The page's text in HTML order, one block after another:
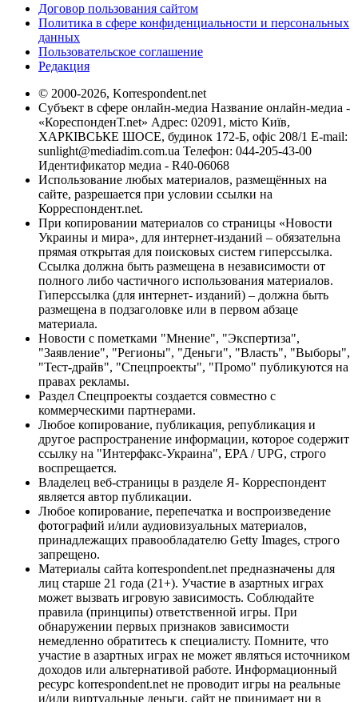
Договор пользования сайтом
Политика в сфере конфиденциальности и персональных
данных
Пользовательское соглашение
Редакция
© 2000-2026, Korrespondent.net
Субъект в сфере онлайн-медиа Название онлайн-медиа -
«КореспонденТ.net» Адрес: 02091, місто Київ,
ХАРКІВСЬКЕ ШОСЕ, будинок 172-Б, офіс 208/1 E-mail:
sunlight@mediadim.com.ua Телефон: 044-205-43-00
Идентификатор медиа - R40-06068
Использование любых материалов, размещённых на
сайте, разрешается при условии ссылки на
Корреспондент.net.
При копировании материалов со страницы «Новости
Украины и мира», для интернет-изданий – обязательна
прямая открытая для поисковых систем гиперссылка.
Ссылка должна быть размещена в независимости от
полного либо частичного использования материалов.
Гиперссылка (для интернет- изданий) – должна быть
размещена в подзаголовке или в первом абзаце
материала.
Новости с пометками "Мнение", "Экспертиза",
"Заявление", "Регионы", "Деньги", "Власть", "Выборы",
"Тест-драйв", "Спецпроекты", "Промо" публикуются на
правах рекламы.
Раздел Спецпроекты создается совместно с
коммерческими партнерами.
Любое копирование, публикация, републикация и
другое распространение информации, которое содержит
ссылку на "Интерфакс-Украина", EPA / UPG, строго
воспрещается.
Владелец веб-страницы в разделе Я- Корреспондент
является автор публикации.
Любое копирование, перепечатка и воспроизведение
фотографий и/или аудиовизуальных материалов,
принадлежащих правообладателю Getty Images, строго
запрещено.
Материалы сайта korrespondent.net предназначены для
лиц старше 21 года (21+). Участие в азартных играх
может вызвать игровую зависимость. Соблюдайте
правила (принципы) ответственной игры. При
обнаружении первых признаков зависимости
немедленно обратитесь к специалисту. Помните, что
участие в азартных играх не может являться источником
доходов или альтернативой работе. Информационный
ресурс korrespondent.net не проводит игры на реальные
и/или виртуальные деньги, сайт не принимает ни в